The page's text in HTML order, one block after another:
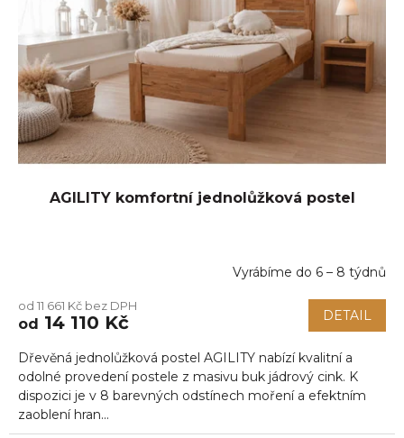
o
u
k
ů
AGILITY komfortní jednolůžková postel
Vyrábíme do 6 – 8 týdnů
od 11 661 Kč bez DPH
od 14 110 Kč DETAIL
Dřevěná jednolůžková postel AGILITY nabízí kvalitní a
odolné provedení postele z masivu buk jádrový cink. K
dispozici je v 8 barevných odstínech moření a efektním
zaoblení hran...